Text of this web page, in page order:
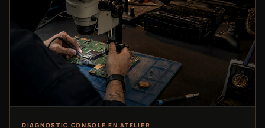
DIAGNOSTIC CONSOLE EN ATELIER